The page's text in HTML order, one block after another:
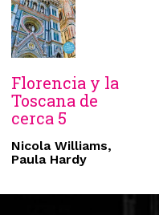
Florencia y la
Toscana de
cerca 5
Nicola Williams,
Paula Hardy